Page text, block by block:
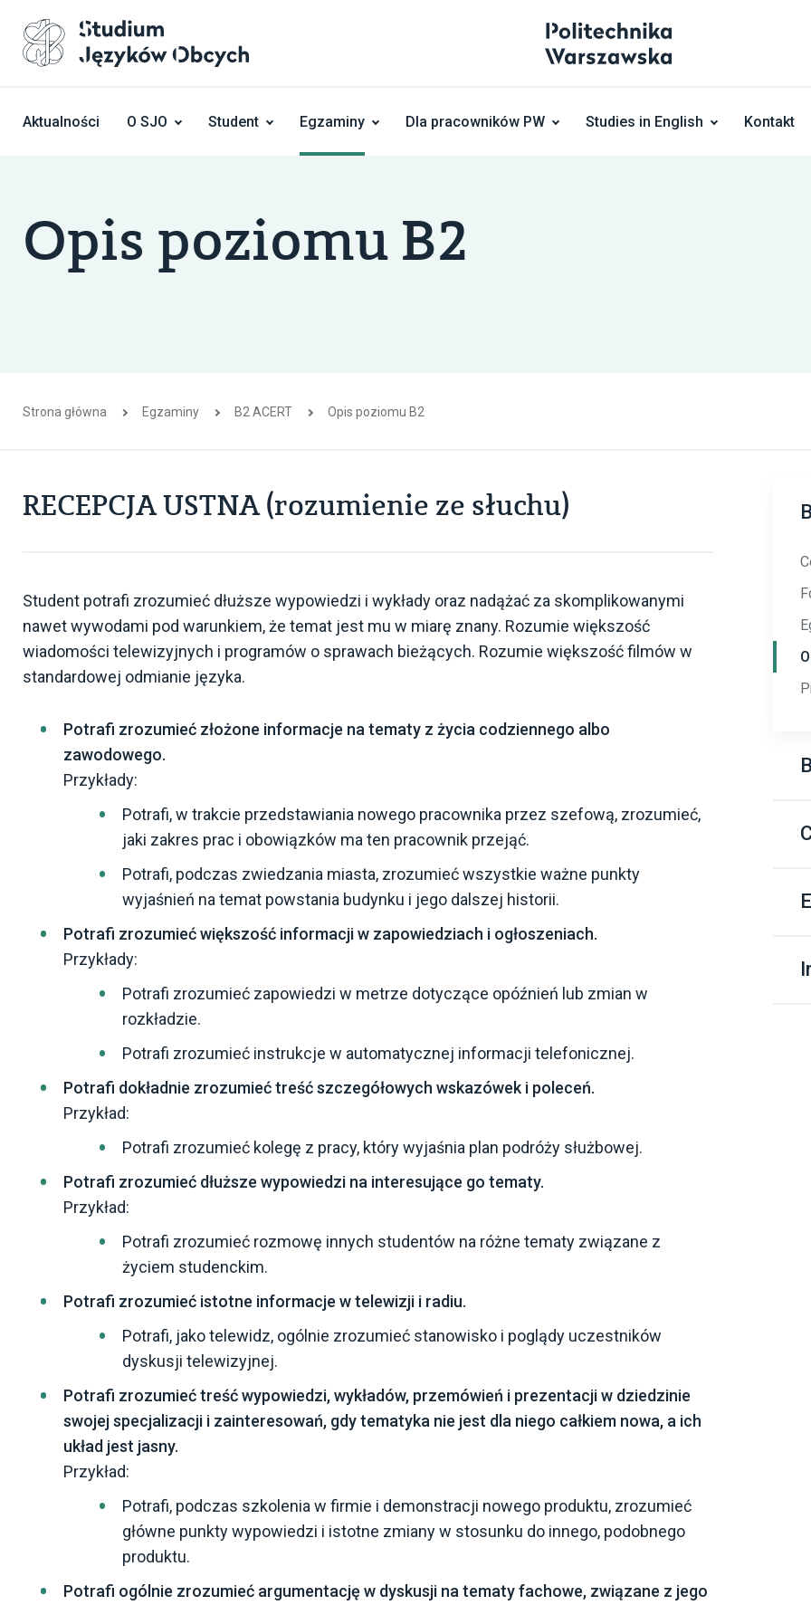
Aktualności O SJO Student Egzaminy Dla pracowników PW Studies in English Kontakt
Opis poziomu B2
Strona główna Egzaminy B2 ACERT Opis poziomu B2
RECEPCJA USTNA (rozumienie ze słuchu)
Student potrafi zrozumieć dłuższe wypowiedzi i wykłady oraz nadążać za skomplikowanymi
nawet wywodami pod warunkiem, że temat jest mu w miarę znany. Rozumie większość
wiadomości telewizyjnych i programów o sprawach bieżących. Rozumie większość filmów w
standardowej odmianie języka.
Potrafi zrozumieć złożone informacje na tematy z życia codziennego albo
zawodowego.
Przykłady:
Potrafi, w trakcie przedstawiania nowego pracownika przez szefową, zrozumieć,
jaki zakres prac i obowiązków ma ten pracownik przejąć.
Potrafi, podczas zwiedzania miasta, zrozumieć wszystkie ważne punkty
wyjaśnień na temat powstania budynku i jego dalszej historii.
Potrafi zrozumieć większość informacji w zapowiedziach i ogłoszeniach.
Przykłady:
Potrafi zrozumieć zapowiedzi w metrze dotyczące opóźnień lub zmian w
rozkładzie.
Potrafi zrozumieć instrukcje w automatycznej informacji telefonicznej.
Potrafi dokładnie zrozumieć treść szczegółowych wskazówek i poleceń.
Przykład:
Potrafi zrozumieć kolegę z pracy, który wyjaśnia plan podróży służbowej.
Potrafi zrozumieć dłuższe wypowiedzi na interesujące go tematy.
Przykład:
Potrafi zrozumieć rozmowę innych studentów na różne tematy związane z
życiem studenckim.
Potrafi zrozumieć istotne informacje w telewizji i radiu.
Potrafi, jako telewidz, ogólnie zrozumieć stanowisko i poglądy uczestników
dyskusji telewizyjnej.
Potrafi zrozumieć treść wypowiedzi, wykładów, przemówień i prezentacji w dziedzinie
swojej specjalizacji i zainteresowań, gdy tematyka nie jest dla niego całkiem nowa, a ich
układ jest jasny.
Przykład:
Potrafi, podczas szkolenia w firmie i demonstracji nowego produktu, zrozumieć
główne punkty wypowiedzi i istotne zmiany w stosunku do innego, podobnego
produktu.
Potrafi ogólnie zrozumieć argumentację w dyskusji na tematy fachowe, związane z jego